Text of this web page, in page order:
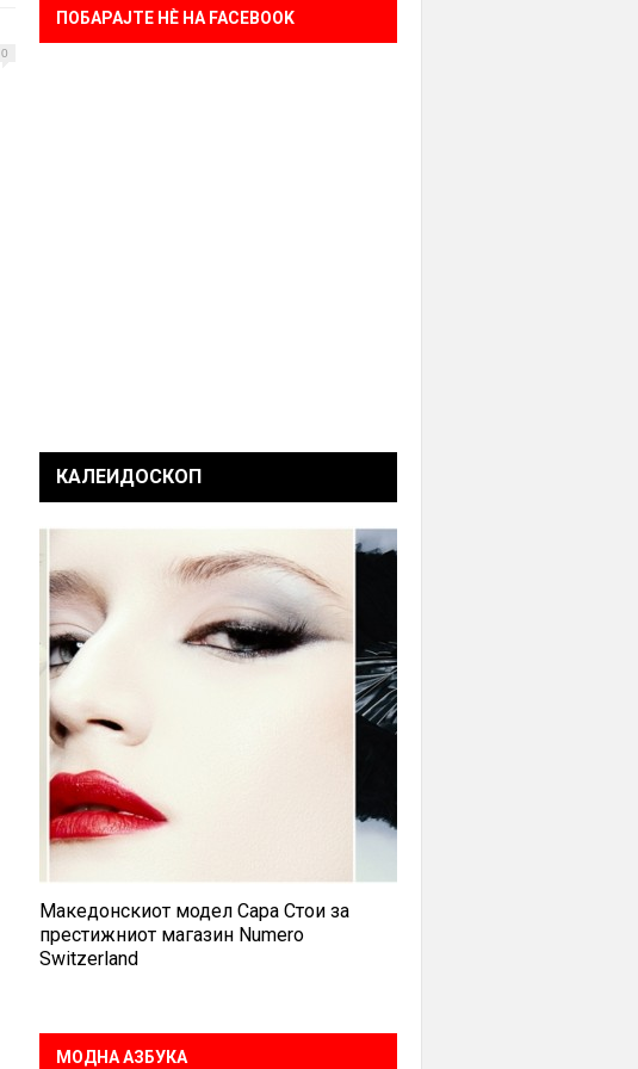
0
ПОБАРАЈТЕ НÈ НА FACEBOOK
КАЛЕИДОСКОП
Македонскиот модел Сара Стои за
престижниот магазин Numero
Switzerland
МОДНА АЗБУКА